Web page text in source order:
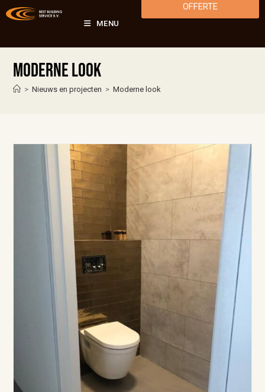
MENU
OFFERTE
Moderne look
> Nieuws en projecten > Moderne look